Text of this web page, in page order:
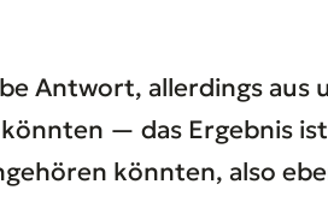
Antwort, allerdings
— das Ergebnis
könnten, also